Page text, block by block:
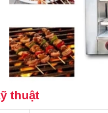
thuật